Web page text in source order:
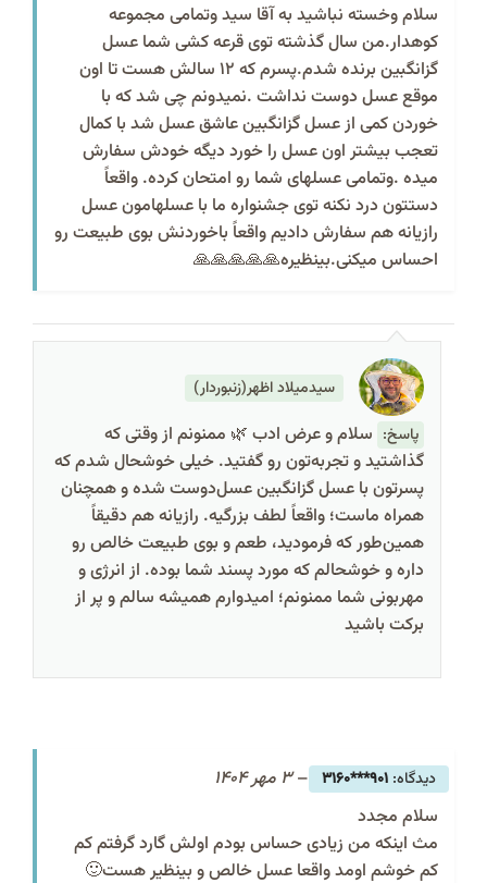
سلام وخسته نباشید به آقا سید وتمامی مجموعه
کوهدار.من سال گذشته توی قرعه کشی شما عسل
گزانگبین برنده شدم.پسرم که ۱۲ سالش هست تا اون
موقع عسل دوست نداشت .نمیدونم چی شد که با
خوردن کمی از عسل گزانگبین عاشق عسل شد با کمال
تعجب بیشتر اون عسل را خورد دیگه خودش سفارش
میده .وتمامی عسلهای شما رو امتحان کرده. واقعاً
دستتون درد نکنه توی جشنواره ما با عسلهامون عسل
رازیانه هم سفارش دادیم واقعاً باخوردنش بوی طبیعت رو
احساس میکنی.بینظیره🙏🙏🙏🙏🙏
سیدمیلاد اظهر(زنبوردار)
پاسخ: سلام و عرض ادب 🌿 ممنونم از وقتی که
گذاشتید و تجربه‌تون رو گفتید. خیلی خوشحال شدم که
پسرتون با عسل گزانگبین عسل‌دوست شده و همچنان
همراه ماست؛ واقعاً لطف بزرگیه. رازیانه هم دقیقاً
همین‌طور که فرمودید، طعم و بوی طبیعت خالص رو
داره و خوشحالم که مورد پسند شما بوده. از انرژی و
مهربونی شما ممنونم؛ امیدوارم همیشه سالم و پر از
برکت باشید
901***3160
– 3 مهر 1404
سلام مجدد
مث اینکه من زیادی حساس بودم اولش گارد گرفتم کم
کم خوشم اومد واقعا عسل خالص و بینظیر هست🙂